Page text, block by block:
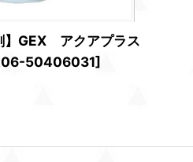
】GEX アクアプラス
50406031]